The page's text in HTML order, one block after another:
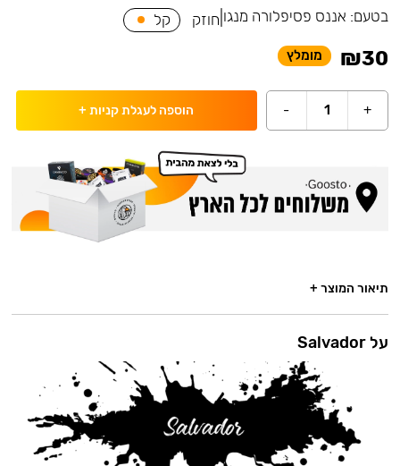
בטעם: אננס פסיפלורה מנגו חוזק קל
₪30 מומלץ
+
1
- הוספה לעגלת קניות +
תיאור המוצר +
על Salvador